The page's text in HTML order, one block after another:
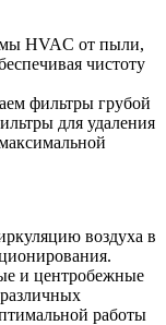
HVAC от пыли,
чистоту
фильтры грубой
для удаления
воздуха в
и центробежные
работы